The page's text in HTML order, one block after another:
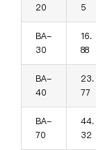
20 5
BA-
30
16.
88
BA-
40
23.
77
BA-
70
44.
32